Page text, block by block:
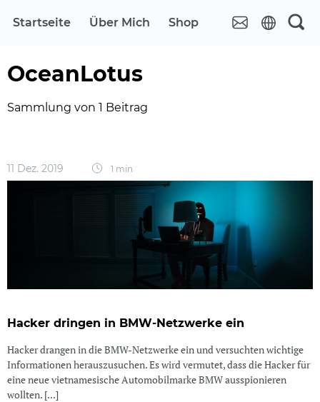
Startseite Über Mich Shop
OceanLotus
Sammlung von 1 Beitrag
11 Dez. 2019 1 min
Hacker dringen in BMW-Netzwerke ein
Hacker drangen in die BMW-Netzwerke ein und versuchten wichtige
Informationen herauszusuchen. Es wird vermutet, dass die Hacker für
eine neue vietnamesische Automobilmarke BMW ausspionieren
wollten. [...]